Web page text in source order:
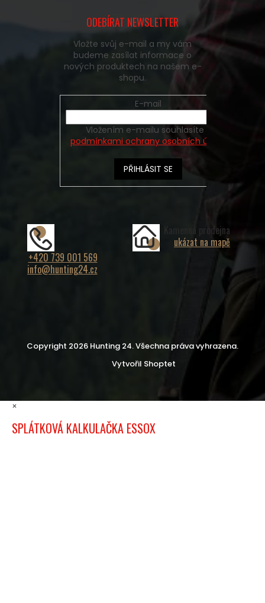
ODEBÍRAT NEWSLETTER
Vložte svůj e-mail a my vám
budeme zasílat informace o
nových produktech na našem e-
shopu.
E-mail
podmínkami ochrany osobních údajů
PŘIHLÁSIT SE
+420 739 001 569
info@hunting24.cz
Kamenná prodejna
ukázat na mapě
Vytvořil Shoptet
Copyright 2026 Hunting 24. Všechna práva vyhrazena.
×
SPLÁTKOVÁ KALKULAČKA ESSOX